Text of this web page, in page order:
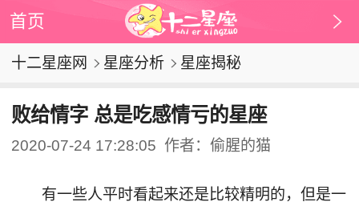
首页
十二星座网 星座分析 星座揭秘
败给情字 总是吃感情亏的星座
2020-07-24 17:28:05 作者：偷腥的猫
有一些人平时看起来还是比较精明的，但是一